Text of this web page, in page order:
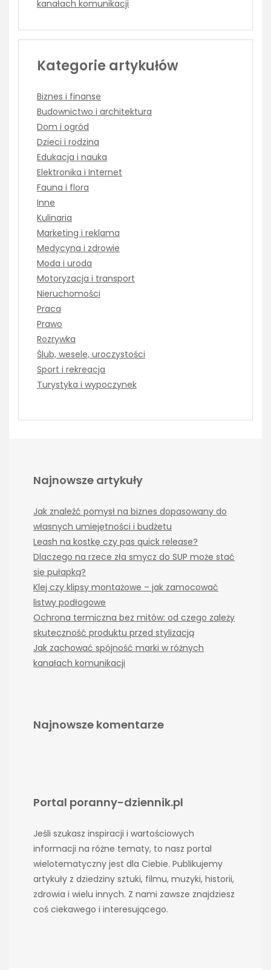
kanałach komunikacji
Kategorie artykułów
Biznes i finanse
Budownictwo i architektura
Dom i ogród
Dzieci i rodzina
Edukacja i nauka
Elektronika i Internet
Fauna i flora
Inne
Kulinaria
Marketing i reklama
Medycyna i zdrowie
Moda i uroda
Motoryzacja i transport
Nieruchomości
Praca
Prawo
Rozrywka
Ślub, wesele, uroczystości
Sport i rekreacja
Turystyka i wypoczynek
Najnowsze artykuły
Jak znaleźć pomysł na biznes dopasowany do
własnych umiejętności i budżetu
Leash na kostkę czy pas quick release?
Dlaczego na rzece zła smycz do SUP może stać
się pułapką?
Klej czy klipsy montażowe – jak zamocować
listwy podłogowe
Ochrona termiczna bez mitów: od czego zależy
skuteczność produktu przed stylizacją
Jak zachować spójność marki w różnych
kanałach komunikacji
Najnowsze komentarze
Portal poranny-dziennik.pl
Jeśli szukasz inspiracji i wartościowych
informacji na różne tematy, to nasz portal
wielotematyczny jest dla Ciebie. Publikujemy
artykuły z dziedziny sztuki, filmu, muzyki, historii,
zdrowia i wielu innych. Z nami zawsze znajdziesz
coś ciekawego i interesującego.